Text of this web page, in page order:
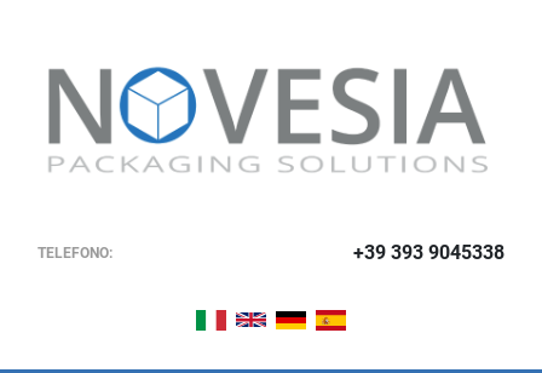
TELEFONO: +39 393 9045338